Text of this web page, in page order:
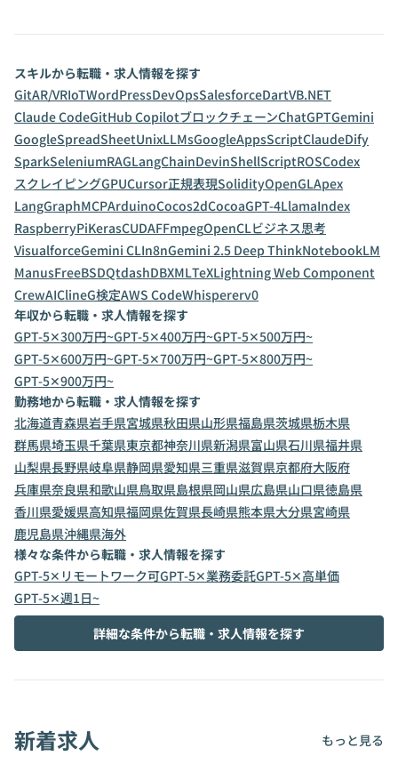
スキルから転職・求人情報を探す
GitAR/VRIoTWordPressDevOpsSalesforceDartVB.NET
Claude CodeGitHub CopilotブロックチェーンChatGPTGemini
GoogleSpreadSheetUnixLLMsGoogleAppsScriptClaudeDify
SparkSeleniumRAGLangChainDevinShellScriptROSCodex
スクレイピングGPUCursor正規表現SolidityOpenGLApex
LangGraphMCPArduinoCocos2dCocoaGPT-4LlamaIndex
RaspberryPiKerasCUDAFFmpegOpenCLビジネス思考
VisualforceGemini CLIn8nGemini 2.5 Deep ThinkNotebookLM
ManusFreeBSDQtdashDBXMLTeXLightning Web Component
CrewAIClineG検定AWS CodeWhispererv0
年収から転職・求人情報を探す
GPT-5✕300万円~GPT-5✕400万円~GPT-5✕500万円~
GPT-5✕600万円~GPT-5✕700万円~GPT-5✕800万円~
GPT-5✕900万円~
勤務地から転職・求人情報を探す
北海道青森県岩手県宮城県秋田県山形県福島県茨城県栃木県
群馬県埼玉県千葉県東京都神奈川県新潟県富山県石川県福井県
山梨県長野県岐阜県静岡県愛知県三重県滋賀県京都府大阪府
兵庫県奈良県和歌山県鳥取県島根県岡山県広島県山口県徳島県
香川県愛媛県高知県福岡県佐賀県長崎県熊本県大分県宮崎県
鹿児島県沖縄県海外
様々な条件から転職・求人情報を探す
GPT-5✕リモートワーク可GPT-5✕業務委託GPT-5✕高単価
GPT-5✕週1日~
詳細な条件から転職・求人情報を探す
新着求人 もっと見る